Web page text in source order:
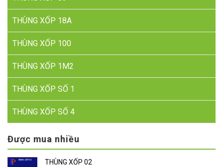
THÙNG XỐP 18A
THÙNG XỐP 100
THÙNG XỐP 1M2
THÙNG XỐP SỐ 1
THÙNG XỐP SỐ 4
Được mua nhiều
THÙNG XỐP 02